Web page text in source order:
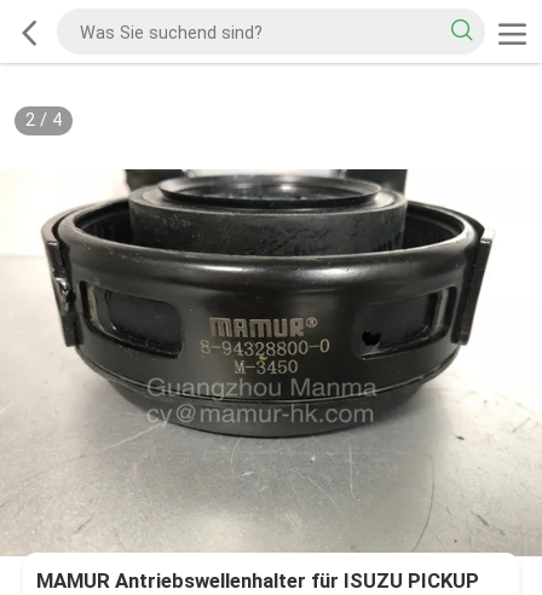
2/ 4
MAMUR Antriebswellenhalter für ISUZU PICKUP